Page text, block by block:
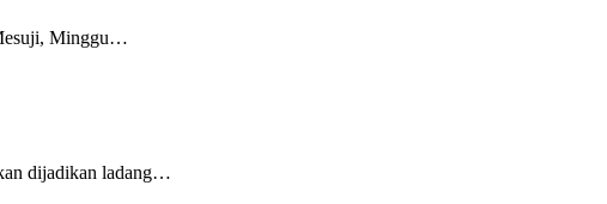
Minggu…
dijadikan ladang…